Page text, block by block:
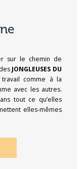
sur le chemin de
JONGLEUSES DU
comme à la
avec les autres.
tout ce qu’elles
elles-mêmes